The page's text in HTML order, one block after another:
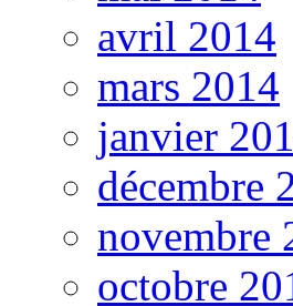
avril 2014
mars 2014
janvier
décembre
novembre
octobre